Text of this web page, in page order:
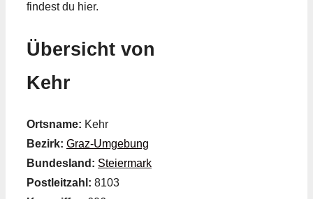
findest du hier.
Übersicht von
Kehr
Ortsname: Kehr
Bezirk: Graz-Umgebung
Bundesland: Steiermark
Postleitzahl: 8103